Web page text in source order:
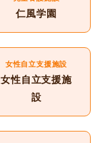
仁風学園
女性自立支援施設
女性自立支援施
設